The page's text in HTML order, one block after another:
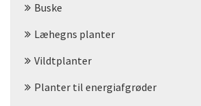
Buske
Læhegns planter
Vildtplanter
Planter til energiafgrøder